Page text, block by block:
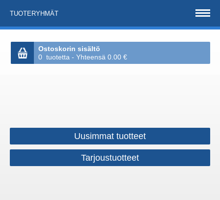
TUOTERYHMÄT
Ostoskorin sisältö
0 tuotetta - Yhteensä 0.00 €
Uusimmat tuotteet
Tarjoustuotteet